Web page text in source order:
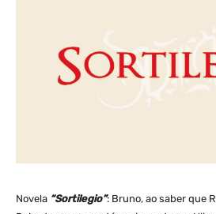
Novela “Sortilegio”: Bruno, ao saber que